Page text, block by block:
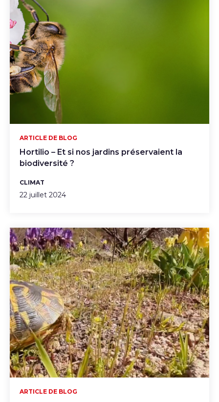
Hortilio – Et si nos jardins préservaient la
biodiversité ?
ARTICLE DE BLOG
CLIMAT
22 juillet 2024
ARTICLE DE BLOG